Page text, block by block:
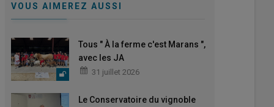
VOUS AIMEREZ AUSSI
Tous " À la ferme c'est Marans ",
avec les JA
31 juillet 2026
Le Conservatoire du vignoble